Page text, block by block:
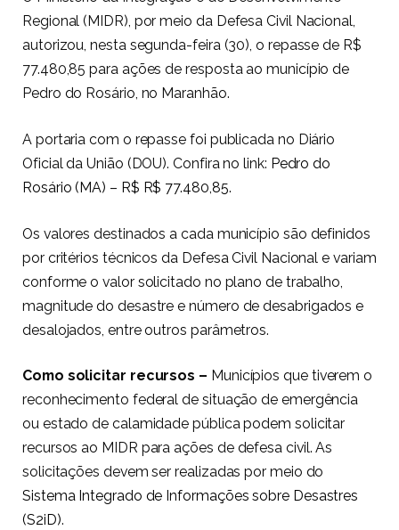
Regional (MIDR), por meio da Defesa Civil Nacional,
autorizou, nesta segunda-feira (30), o repasse de R$
77.480,85 para ações de resposta ao município de
Pedro do Rosário, no Maranhão.
A portaria com o repasse foi publicada no Diário
Oficial da União (DOU). Confira no link: Pedro do
Rosário (MA) – R$ R$ 77.480,85.
Os valores destinados a cada município são definidos
por critérios técnicos da Defesa Civil Nacional e variam
conforme o valor solicitado no plano de trabalho,
magnitude do desastre e número de desabrigados e
desalojados, entre outros parâmetros.
Como solicitar recursos – Municípios que tiverem o
reconhecimento federal de situação de emergência
ou estado de calamidade pública podem solicitar
recursos ao MIDR para ações de defesa civil. As
solicitações devem ser realizadas por meio do
Sistema Integrado de Informações sobre Desastres
(S2iD).